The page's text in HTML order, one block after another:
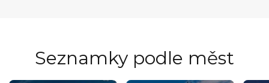
Seznamky podle měst